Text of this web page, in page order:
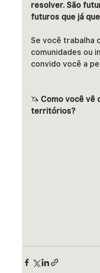
resolver. São
futuros que já
Se você trabalha
comunidades ou
convido você a
🦄 Como você vê
territórios?